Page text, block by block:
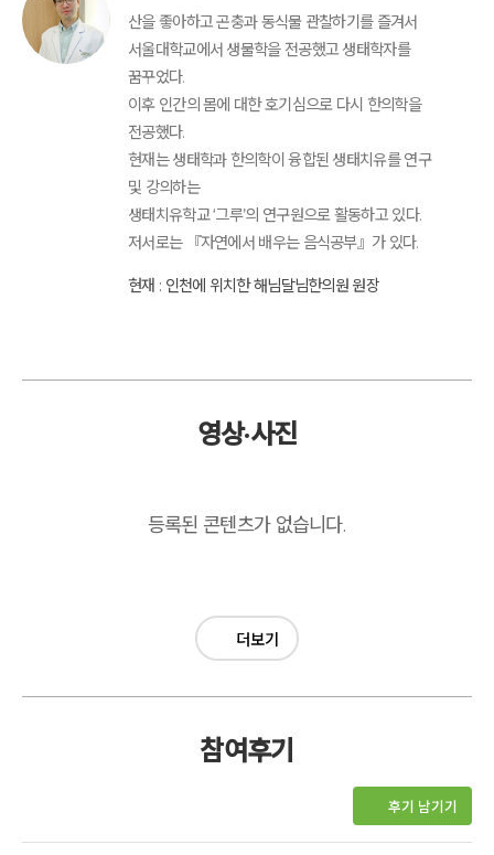
산을 좋아하고 곤충과 동식물 관찰하기를 즐겨서
서울대학교에서 생물학을 전공했고 생태학자를
꿈꾸었다.
이후 인간의 몸에 대한 호기심으로 다시 한의학을
전공했다.
현재는 생태학과 한의학이 융합된 생태치유를 연구
및 강의하는
생태치유학교 ‘그루’의 연구원으로 활동하고 있다.
저서로는 『자연에서 배우는 음식공부』가 있다.
현재 : 인천에 위치한 해님달님한의원 원장
영상·사진
등록된 콘텐츠가 없습니다.
더보기
참여후기
후기 남기기